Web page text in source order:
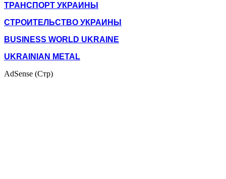
ТРАНСПОРТ УКРАИНЫ
СТРОИТЕЛЬСТВО УКРАИНЫ
BUSINESS WORLD UKRAINE
UKRAINIAN METAL
AdSense (Стр)